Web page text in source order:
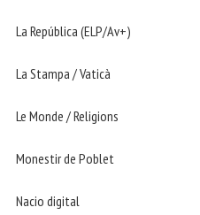
La República (ELP/Av+)
La Stampa / Vaticà
Le Monde / Religions
Monestir de Poblet
Nacio digital